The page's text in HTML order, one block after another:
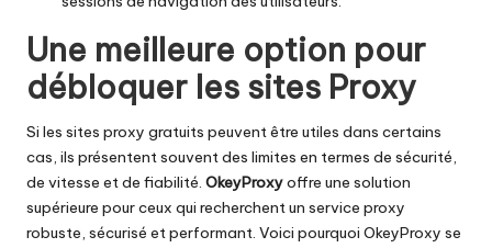
Une meilleure option pour
débloquer les sites Proxy
Si les sites proxy gratuits peuvent être utiles dans certains
cas, ils présentent souvent des limites en termes de sécurité,
de vitesse et de fiabilité. OkeyProxyoffre une solution
supérieure pour ceux qui recherchent un service proxy
robuste, sécurisé et performant. Voici pourquoi OkeyProxy se